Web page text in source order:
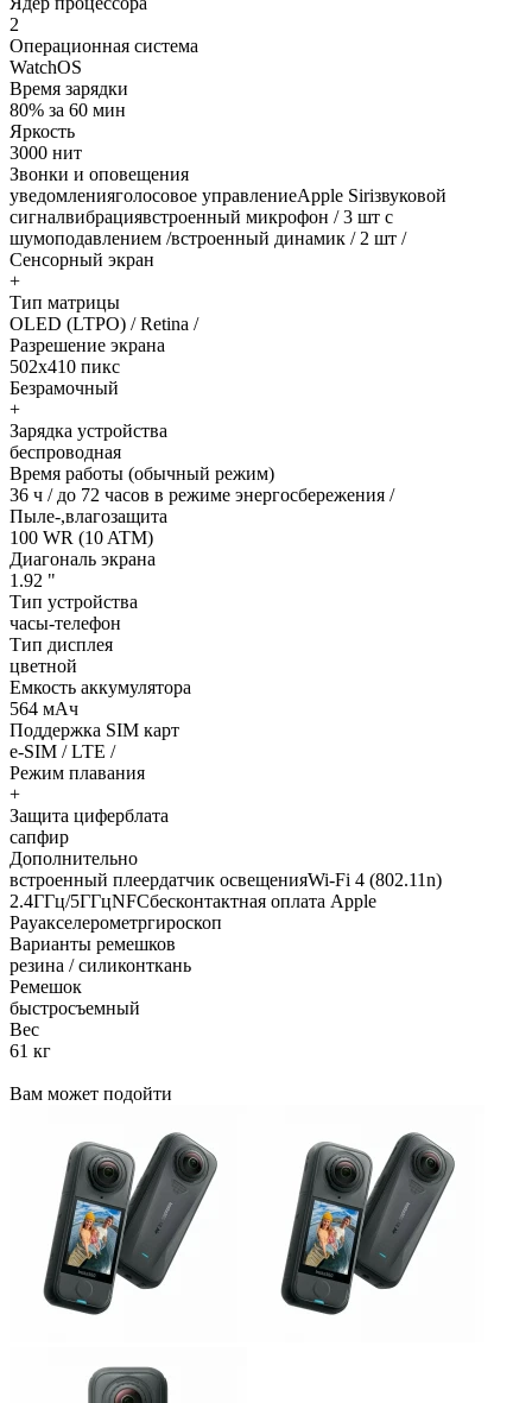
2
Операционная система
WatchOS
Время зарядки
80% за 60 мин
Яркость
3000 нит
Звонки и оповещения
уведомленияголосовое управлениеApple Siriзвуковой
сигналвибрациявстроенный микрофон / 3 шт с
шумоподавлением /встроенный динамик / 2 шт /
Сенсорный экран
+
Тип матрицы
OLED (LTPO) / Retina /
Разрешение экрана
502x410 пикс
Безрамочный
+
Зарядка устройства
беспроводная
Время работы (обычный режим)
36 ч / до 72 часов в режиме энергосбережения /
Пыле-,влагозащита
100 WR (10 ATM)
Диагональ экрана
1.92 "
Тип устройства
часы-телефон
Тип дисплея
цветной
Емкость аккумулятора
564 мАч
Поддержка SIM карт
e-SIM / LTE /
Режим плавания
+
Защита циферблата
сапфир
Дополнительно
встроенный плеердатчик освещенияWi-Fi 4 (802.11n)
2.4ГГц/5ГГцNFCбесконтактная оплата Apple
Payакселерометргироскоп
Варианты ремешков
резина / силиконткань
Ремешок
быстросъемный
Вес
61 кг
Вам может подойти